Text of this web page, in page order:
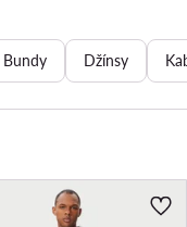
Bundy Džínsy